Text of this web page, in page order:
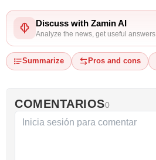
Discuss with Zamin AI
Analyze the news, get useful answers
Summarize Pros and cons
COMENTARIOS0